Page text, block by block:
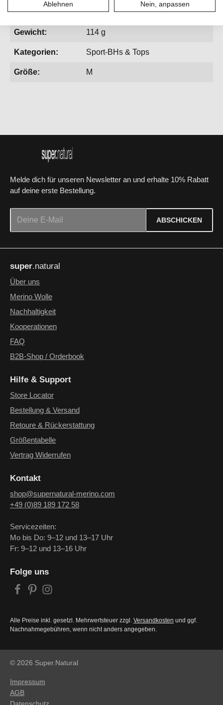
Geschlecht: Damen
Gewicht: 114 g
Kategorien: Sport-BHs & Tops
Größe: M
Melde dich für unseren Newsletter an und erhalte 10% Rabatt
auf deine erste Bestellung.
ABSCHICKEN
genommen und die
einverstanden.
Die mit einem Stern (*) markierten Felder sind Pflichtfelder.
Folge uns
Alle Preise inkl. gesetzl. Mehrwertsteuer zzgl. Versandkosten und ggf.
Nachnahmegebühren, wenn nicht anders angegeben.
super.natural
Über uns
Merino Wolle
Nachhaltigkeit
Kooperationen
FAQ
B2B-Shop / Orderbook
Hilfe & Support
Store Locator
Bestellung & Versand
Retoure & Rückerstattung
Größentabelle
Vertrag Widerrufen
Kontakt
shop@supernatural-merino.com
+49 (0)89 189 172 58
Servicezeiten:
Mo bis Do: 9–12 und 13–17 Uhr
Fr: 9–12 und 13–16 Uhr
© 2026 Super.Natural
Impressum
AGB
Ablehnen Nein, anpassen